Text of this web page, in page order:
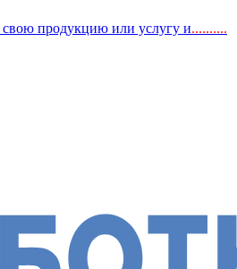
свою продукцию или услугу и..........